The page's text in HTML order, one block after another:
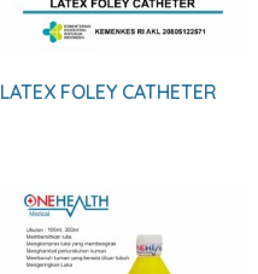
LATEX FOLEY CATHETER